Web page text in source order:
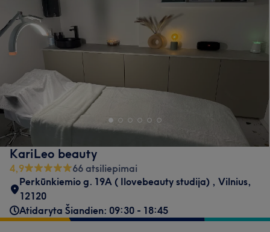
KariLeo beauty
4,9
66 atsiliepimai
Perkūnkiemio g. 19A ( Ilovebeauty studija) , Vilnius,
12120
Atidaryta Šiandien: 09:30 - 18:45